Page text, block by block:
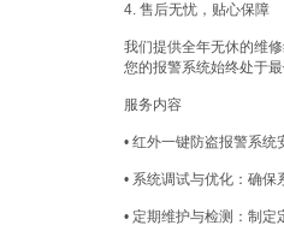
4. 售后无忧，贴心保障
我们提供全年无休的维
您的报警系统始终处于最
服务内容
• 红外一键防盗报警系
• 系统调试与优化：确
• 定期维护与检测：制